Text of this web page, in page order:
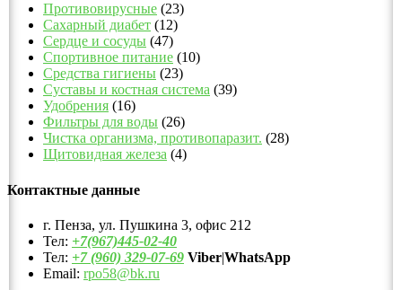
Противовирусные (23)
Сахарный диабет (12)
Сердце и сосуды (47)
Спортивное питание (10)
Средства гигиены (23)
Суставы и костная система (39)
Удобрения (16)
Фильтры для воды (26)
Чистка организма, противопаразит. (28)
Щитовидная железа (4)
Контактные данные
г. Пенза, ул. Пушкина 3, офис 212
Тел: +7(967)445-02-40
Тел: +7 (960) 329-07-69 Viber|WhatsApp
Email: rpo58@bk.ru